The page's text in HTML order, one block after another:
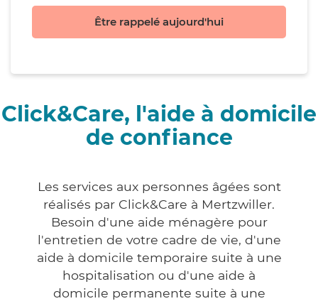
Être rappelé aujourd'hui
Click&Care, l'aide à domicile
de confiance
Les services aux personnes âgées sont
réalisés par Click&Care à Mertzwiller.
Besoin d'une aide ménagère pour
l'entretien de votre cadre de vie, d'une
aide à domicile temporaire suite à une
hospitalisation ou d'une aide à
domicile permanente suite à une